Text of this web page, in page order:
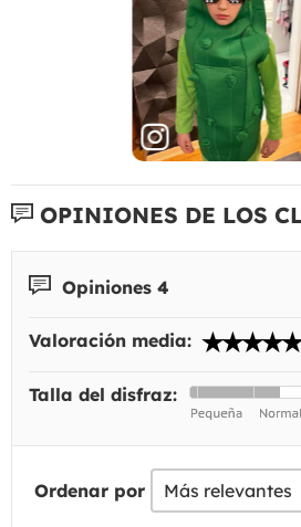
OPINIONES DE LOS
Opiniones 4
Valoración media:
Talla del disfraz:
Ordenar por